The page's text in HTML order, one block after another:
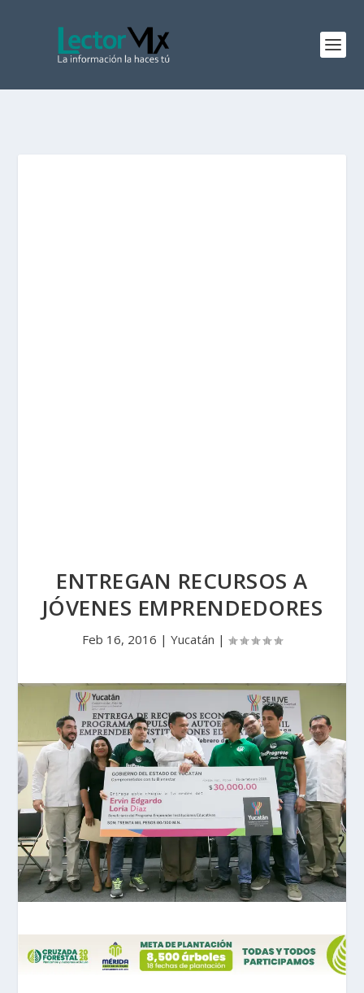
ENTREGAN RECURSOS A
JÓVENES EMPRENDEDORES
Feb 16, 2016 | Yucatán |